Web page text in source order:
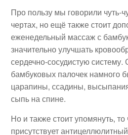
Про пользу мы говорили чуть-
чертах, но ещё также стоит
еженедельный массаж с
значительно улучшать
сердечно-сосудистую систему.
бамбуковых палочек намного
царапины, ссадины,
сыпь на спине.
Но и также стоит упомянуть, то
присутствует